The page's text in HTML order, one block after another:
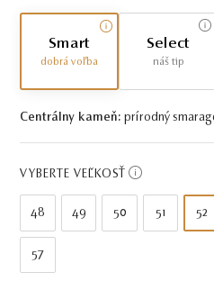
Smart
dobrá voľba
Select
náš tip
Centrálny kameň: prírodný
VYBERTE VEĽKOSŤ
48 49 50 51 52
57